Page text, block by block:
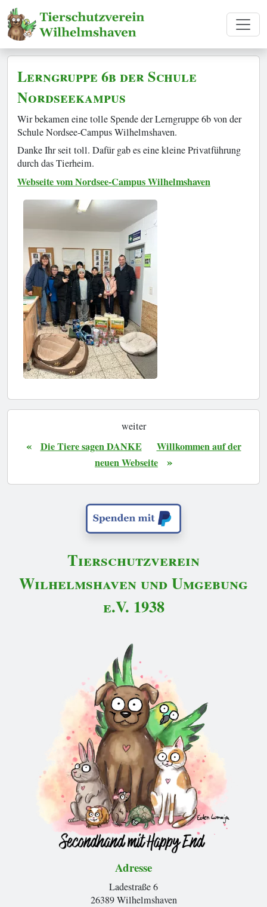
Lerngruppe 6b der Schule
Nordseekampus
Wir bekamen eine tolle Spende der Lerngruppe 6b von der
Schule Nordsee-Campus Wilhelmshaven.
Danke Ihr seit toll. Dafür gab es eine kleine Privatführung
durch das Tierheim.
Webseite vom Nordsee-Campus Wilhelmshaven
weiter
« Die Tiere sagen DANKE
Willkommen auf der
neuen Webseite
»
Tierschutzverein
Wilhelmshaven und Umgebung
e.V. 1938
Adresse
Ladestraße 6
26389 Wilhelmshaven